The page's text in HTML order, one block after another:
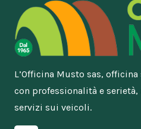
L’Officina Musto sas,
con professionalità e
servizi sui veicoli.